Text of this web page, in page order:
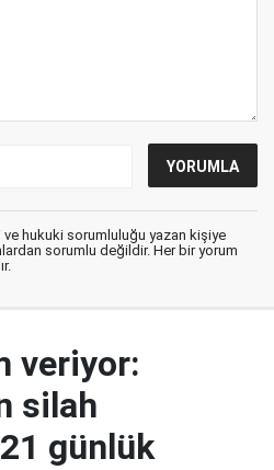
ve hukuki sorumluluğu yazan kişiye
sorumlu değildir. Her bir yorum
veriyor:
silah
günlük